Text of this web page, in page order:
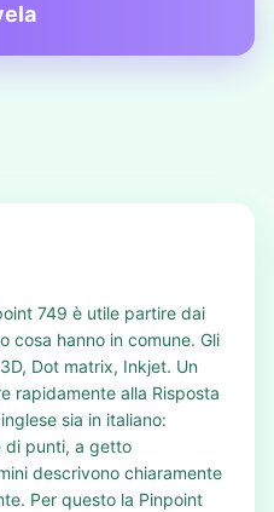
749 è utile partire dai
cosa hanno in comune. Gli
Dot matrix, Inkjet. Un
rapidamente alla Risposta
sia in italiano:
di punti, a getto
descrivono chiaramente
Per questo la Pinpoint